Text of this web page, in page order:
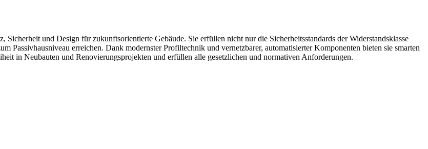
Sicherheit und Design für zukunftsorientierte Gebäude. Sie erfüllen nicht nur die Sicherheitsstandards der Widerstandsklasse
Passivhausniveau erreichen. Dank modernster Profiltechnik und vernetzbarer, automatisierter Komponenten bieten sie smarten
in Neubauten und Renovierungsprojekten und erfüllen alle gesetzlichen und normativen Anforderungen.